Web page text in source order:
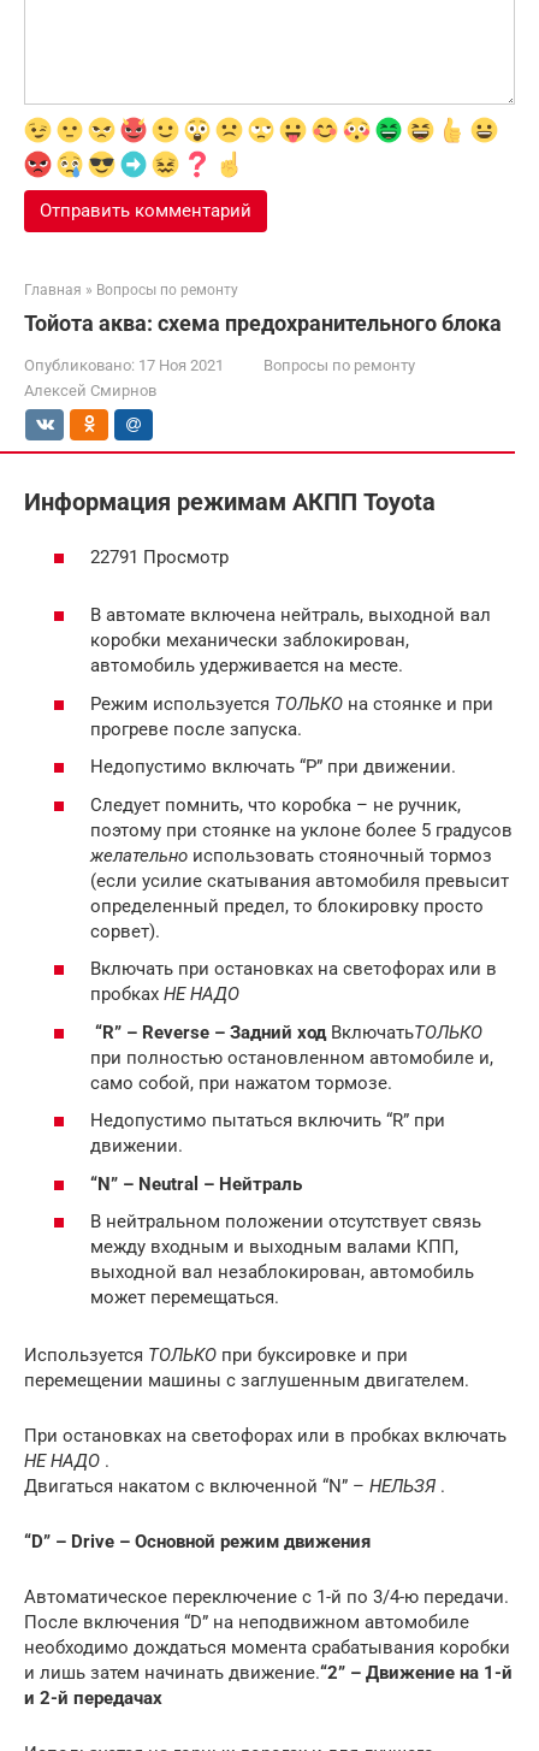
Главная » Вопросы по ремонту
Тойота аква: схема предохранительного блока
Опубликовано: 17 Ноя 2021
Вопросы по ремонту
Алексей Смирнов
Информация режимам АКПП Toyota
22791 Просмотр
В автомате включена нейтраль, выходной вал
коробки механически заблокирован,
автомобиль удерживается на месте.
Режим используется ТОЛЬКО на стоянке и при
прогреве после запуска.
Недопустимо включать “P” при движении.
Следует помнить, что коробка – не ручник,
поэтому при стоянке на уклоне более 5 градусов
желательно использовать стояночный тормоз
(если усилие скатывания автомобиля превысит
определенный предел, то блокировку просто
сорвет).
Включать при остановках на светофорах или в
пробках НЕ НАДО
“R” – Reverse – Задний ходВключатьТОЛЬКО
при полностью остановленном автомобиле и,
само собой, при нажатом тормозе.
Недопустимо пытаться включить “R” при
движении.
“N” – Neutral – Нейтраль
В нейтральном положении отсутствует связь
между входным и выходным валами КПП,
выходной вал незаблокирован, автомобиль
может перемещаться.
Используется ТОЛЬКО при буксировке и при
перемещении машины с заглушенным двигателем.
При остановках на светофорах или в пробках включать
НЕ НАДО .
Двигаться накатом с включенной “N” – НЕЛЬЗЯ .
“D” – Drive – Основной режим движения
Автоматическое переключение с 1-й по 3/4-ю передачи.
После включения “D” на неподвижном автомобиле
необходимо дождаться момента срабатывания коробки
и лишь затем начинать движение.“2” – Движение на 1-й
и 2-й передачах